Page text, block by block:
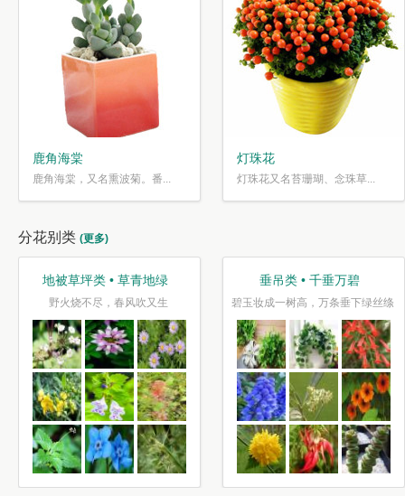
鹿角海棠
鹿角海棠，又名熏波菊。番...
灯珠花
灯珠花又名苔珊瑚、念珠草...
分花别类 (更多)
地被草坪类 • 草青地绿
野火烧不尽，春风吹又生
垂吊类 • 千垂万碧
碧玉妆成一树高，万条垂下绿丝绦